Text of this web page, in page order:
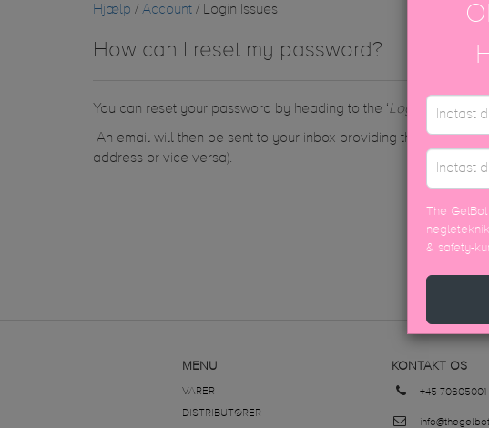
Hjælp / Account / Login Issues
How can I reset my password?
You can reset your password by heading to the ‘Login
’ page
An email will then be sent to your inbox providing this is
address or vice versa).
MENU
VARER
DISTRIBUTØRER
KONTAKT OS
+45 70605001
The
& safety-